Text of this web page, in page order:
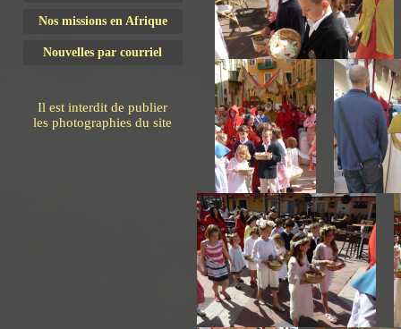
Nos missions en Afrique
Nouvelles par courriel
Il est interdit de publier
les photographies du site